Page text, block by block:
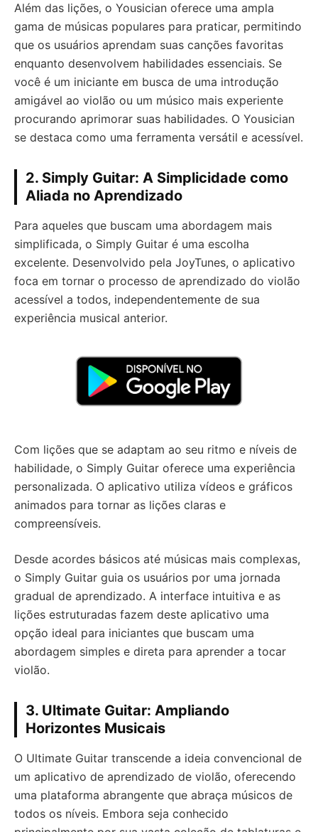
Além das lições, o Yousician oferece uma ampla
gama de músicas populares para praticar, permitindo
que os usuários aprendam suas canções favoritas
enquanto desenvolvem habilidades essenciais. Se
você é um iniciante em busca de uma introdução
amigável ao violão ou um músico mais experiente
procurando aprimorar suas habilidades. O Yousician
se destaca como uma ferramenta versátil e acessível.
2. Simply Guitar: A Simplicidade como
Aliada no Aprendizado
Para aqueles que buscam uma abordagem mais
simplificada, o Simply Guitar é uma escolha
excelente. Desenvolvido pela JoyTunes, o aplicativo
foca em tornar o processo de aprendizado do violão
acessível a todos, independentemente de sua
experiência musical anterior.
Com lições que se adaptam ao seu ritmo e níveis de
habilidade, o Simply Guitar oferece uma experiência
personalizada. O aplicativo utiliza vídeos e gráficos
animados para tornar as lições claras e
compreensíveis.
Desde acordes básicos até músicas mais complexas,
o Simply Guitar guia os usuários por uma jornada
gradual de aprendizado. A interface intuitiva e as
lições estruturadas fazem deste aplicativo uma
opção ideal para iniciantes que buscam uma
abordagem simples e direta para aprender a tocar
violão.
3. Ultimate Guitar: Ampliando
Horizontes Musicais
O Ultimate Guitar transcende a ideia convencional de
um aplicativo de aprendizado de violão, oferecendo
uma plataforma abrangente que abraça músicos de
todos os níveis. Embora seja conhecido